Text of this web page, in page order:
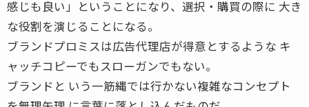
感じも良い」ということになり、選択・購買の際に 大き
な役割を演じることになる。
ブランドプロミスは広告代理店が得意とするような キ
ャッチコピーでもスローガンでもない。
ブランドと いう一筋縄では行かない複雑なコンセプト